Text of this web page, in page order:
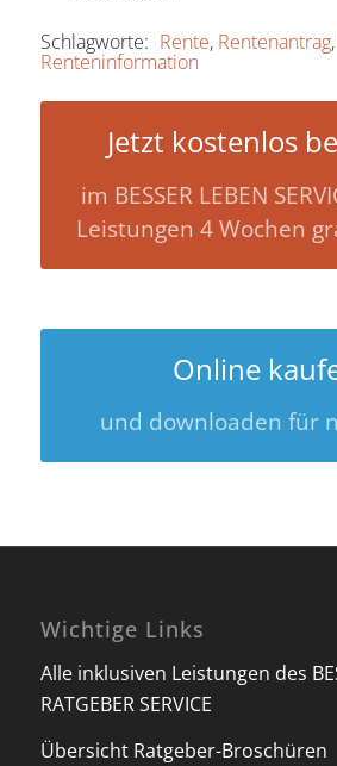
Schlagworte: Rente, Rentenantrag,
Renteninformation
Jetzt kostenlos
im BESSER LEBEN
Leistungen 4 Wochen
Online
und downloaden für
Wichtige Links
Alle inklusiven Leistungen des
RATGEBER SERVICE
Übersicht Ratgeber-Broschüren